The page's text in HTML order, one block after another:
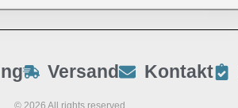
Versand Kontakt